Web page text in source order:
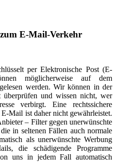
E-Mail-Verkehr
per Elektronische Post (E-
möglicherweise auf dem
werden. Wir können in der
und wissen nicht, wer
verbirgt. Eine rechtssichere
Mail ist daher nicht gewährleistet.
– Filter gegen unerwünschte
in seltenen Fällen auch normale
als unerwünschte Werbung
die schädigende Programme
uns in jedem Fall automatisch